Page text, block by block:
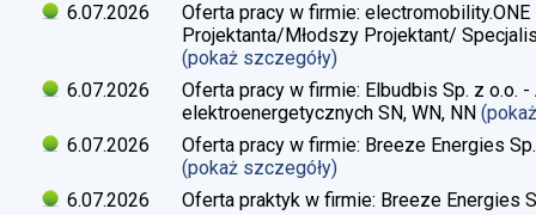
6.07.2026
Oferta pracy w firmie:
Projektanta/Młodszy Projektant/
(pokaż szczegóły)
6.07.2026
Oferta pracy w firmie: Elbudbis Sp. z
elektroenergetycznych SN, WN, NN
6.07.2026
Oferta pracy w firmie: Breeze Energies
(pokaż szczegóły)
6.07.2026
Oferta praktyk w firmie: Breeze Energies